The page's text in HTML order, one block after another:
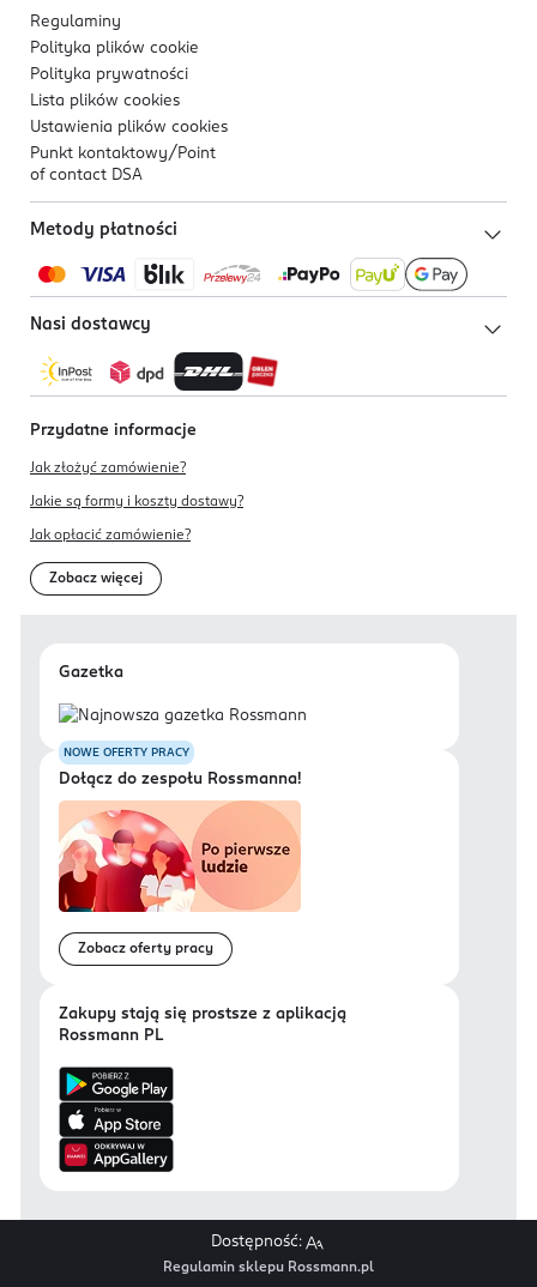
Regulaminy
Polityka plików cookie
Polityka prywatności
Lista plików cookies
Ustawienia plików cookies
Punkt kontaktowy/ Point
of contact DSA
Metody płatności
Nasi dostawcy
Przydatne informacje
Jak złożyć zamówienie?
Jakie są formy i koszty dostawy?
Jak opłacić zamówienie?
Zobacz więcej
Gazetka
NOWE OFERTY PRACY
Dołącz do zespołu Rossmanna!
Zobacz oferty pracy
Zakupy stają się prostsze z aplikacją
Rossmann PL
Dostępność:
Regulamin sklepu Rossmann.pl